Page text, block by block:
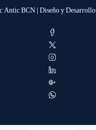
Antic BCN | Diseño y Desarrollo